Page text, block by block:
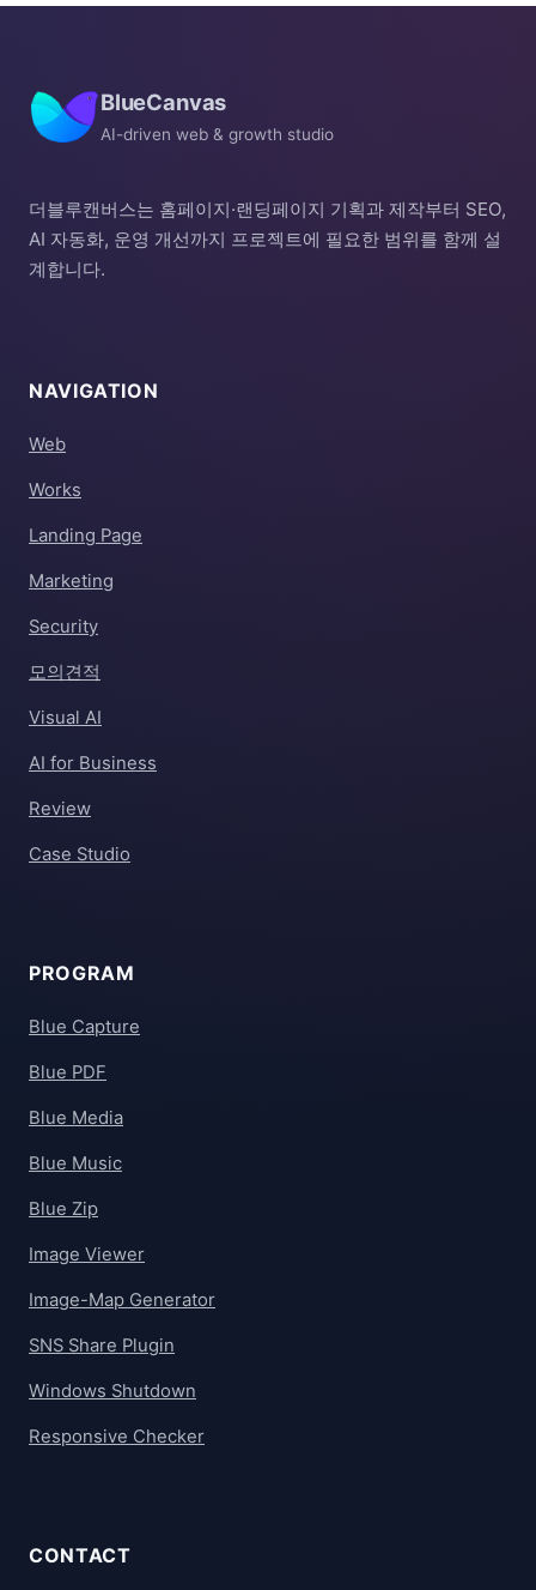
BlueCanvas
AI-driven web & growth studio
더블루캔버스는 홈페이지·랜딩페이지 기획과 제작부터 SEO,
AI 자동화, 운영 개선까지 프로젝트에 필요한 범위를 함께 설
계합니다.
NAVIGATION
Web
Works
Landing Page
Marketing
Security
모의견적
Visual AI
AI for Business
Review
Case Studio
PROGRAM
Blue Capture
Blue PDF
Blue Media
Blue Music
Blue Zip
Image Viewer
Image-Map Generator
SNS Share Plugin
Windows Shutdown
Responsive Checker
CONTACT